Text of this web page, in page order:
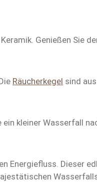
Genießen Sie
Räucherkegel sind
kleiner Wasserfall
Energiefluss. Dieser